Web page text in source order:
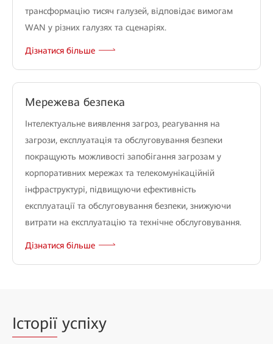
трансформацію тисяч галузей, відповідає вимогам
WAN у різних галузях та сценаріях.
Дізнатися більше
Мережева безпека
Інтелектуальне виявлення загроз, реагування на
загрози, експлуатація та обслуговування безпеки
покращують можливості запобігання загрозам у
корпоративних мережах та телекомунікаційній
інфраструктурі, підвищуючи ефективність
експлуатації та обслуговування безпеки, знижуючи
витрати на експлуатацію та технічне обслуговування.
Дізнатися більше
Історії успіху